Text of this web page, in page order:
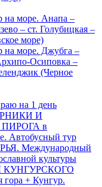
на море. Анапа –
– ст. Голубицкая –
море)
на море. Джубга –
Осиповка –
(Черное
на 1 день
И
в
Автобусный тур
Международный
культуры
+ Кунгур.